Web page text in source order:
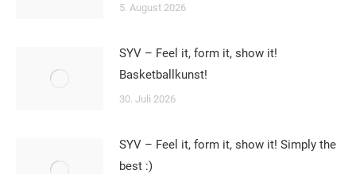
5. August 2026
SYV – Feel it, form it, show it!
Basketballkunst!
30. Juli 2026
SYV – Feel it, form it, show it! Simply the
best :)